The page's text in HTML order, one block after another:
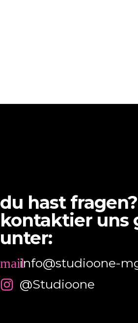
du hast fragen?
kontaktier uns
unter:
info@studioone-
@Studioone